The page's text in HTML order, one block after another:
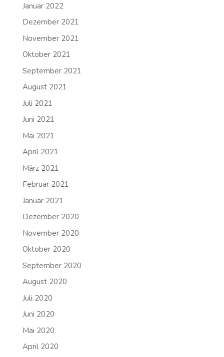
Januar 2022
Dezember 2021
November 2021
Oktober 2021
September 2021
August 2021
Juli 2021
Juni 2021
Mai 2021
April 2021
März 2021
Februar 2021
Januar 2021
Dezember 2020
November 2020
Oktober 2020
September 2020
August 2020
Juli 2020
Juni 2020
Mai 2020
April 2020